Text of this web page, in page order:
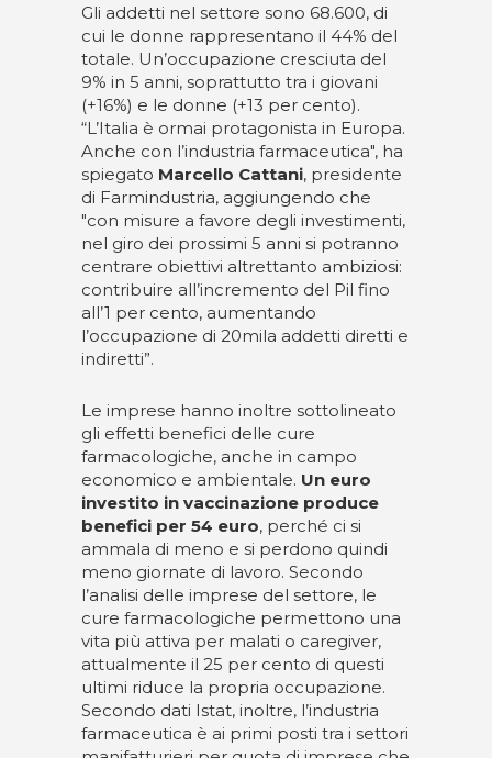
Gli addetti nel settore sono 68.600, di
cui le donne rappresentano il 44% del
totale. Un’occupazione cresciuta del
9% in 5 anni, soprattutto tra i giovani
(+16%) e le donne (+13 per cento).
“L’Italia è ormai protagonista in Europa.
Anche con l’industria farmaceutica", ha
spiegato Marcello Cattani, presidente
di Farmindustria, aggiungendo che
"con misure a favore degli investimenti,
nel giro dei prossimi 5 anni si potranno
centrare obiettivi altrettanto ambiziosi:
contribuire all’incremento del Pil fino
all’1 per cento, aumentando
l’occupazione di 20mila addetti diretti e
indiretti”.
Le imprese hanno inoltre sottolineato
gli effetti benefici delle cure
farmacologiche, anche in campo
economico e ambientale. Un euro
investito in vaccinazione produce
benefici per 54 euro, perché ci si
ammala di meno e si perdono quindi
meno giornate di lavoro. Secondo
l’analisi delle imprese del settore, le
cure farmacologiche permettono una
vita più attiva per malati o caregiver,
attualmente il 25 per cento di questi
ultimi riduce la propria occupazione.
Secondo dati Istat, inoltre, l’industria
farmaceutica è ai primi posti tra i settori